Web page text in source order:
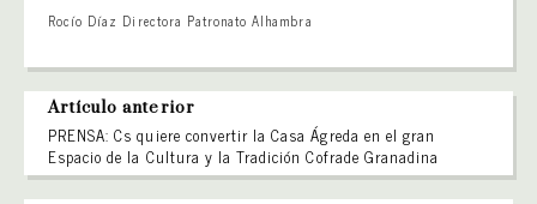
Rocío Díaz Directora Patronato Alhambra
Artículo anterior
PRENSA: Cs quiere convertir la Casa Ágreda en el gran
Espacio de la Cultura y la Tradición Cofrade Granadina